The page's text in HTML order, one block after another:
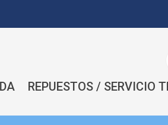
REPUESTOS / SERVICIO